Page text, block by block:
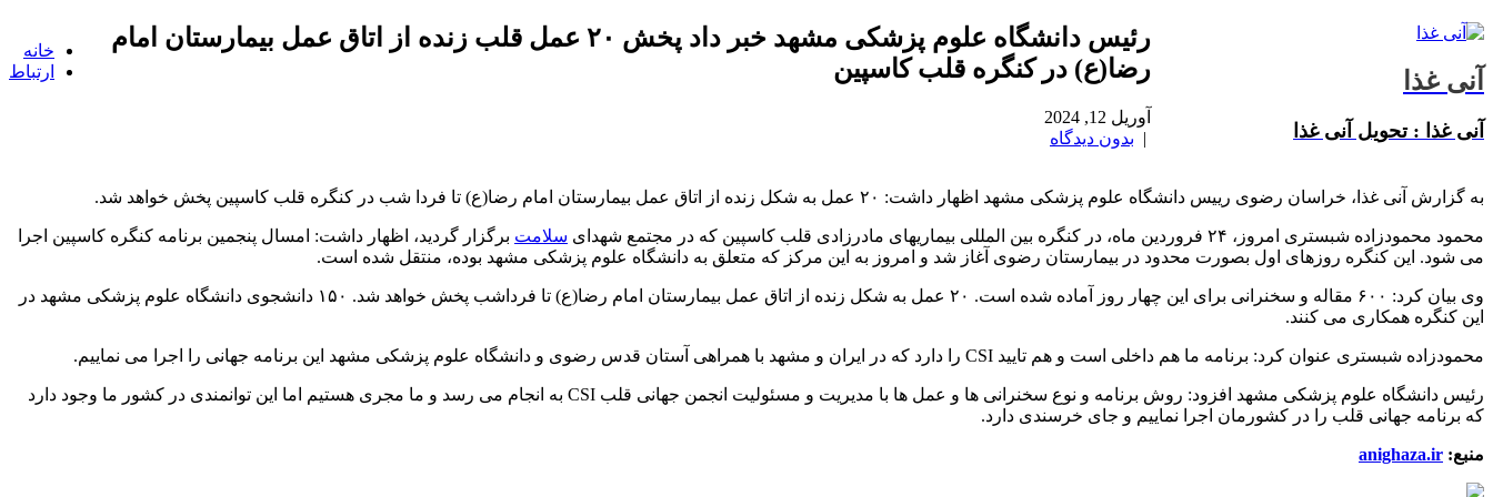
آنی غذا
آنی غذا : تحویل آنی غذا
خانه
ارتباط
رئیس دانشگاه علوم پزشكی مشهد خبر داد پخش ۲۰ عمل قلب زنده از اتاق عمل بیمارستان امام
رضا(ع) در کنگره قلب کاسپین
آوریل 12, 2024
| بدون دیدگاه
به گزارش آنی غذا، خراسان رضوی رییس دانشگاه علوم پزشکی مشهد اظهار داشت: ۲۰ عمل به شکل زنده از اتاق عمل بیمارستان امام رضا(ع) تا فردا شب در کنگره قلب کاسپین پخش خواهد شد.
محمود محمودزاده شبستری امروز، ۲۴ فروردین ماه، در کنگره بین المللی بیماریهای مادرزادی قلب کاسپین که در مجتمع شهدای سلامت برگزار گردید، اظهار داشت: امسال پنجمین برنامه کنگره کاسپین اجرا
می شود. این کنگره روزهای اول بصورت محدود در بیمارستان رضوی آغاز شد و امروز به این مرکز که متعلق به دانشگاه علوم پزشکی مشهد بوده، منتقل شده است.
وی بیان کرد: ۶۰۰ مقاله و سخنرانی برای این چهار روز آماده شده است. ۲۰ عمل به شکل زنده از اتاق عمل بیمارستان امام رضا(ع) تا فرداشب پخش خواهد شد. ۱۵۰ دانشجوی دانشگاه علوم پزشکی مشهد در
این کنگره همکاری می کنند.
محمودزاده شبستری عنوان کرد: برنامه ما هم داخلی است و هم تایید CSI را دارد که در ایران و مشهد با همراهی آستان قدس رضوی و دانشگاه علوم پزشکی مشهد این برنامه جهانی را اجرا می نماییم.
رئیس دانشگاه علوم پزشکی مشهد افزود: روش برنامه و نوع سخنرانی ها و عمل ها با مدیریت و مسئولیت انجمن جهانی قلب CSI به انجام می رسد و ما مجری هستیم اما این توانمندی در کشور ما وجود دارد
که برنامه جهانی قلب را در کشورمان اجرا نماییم و جای خرسندی دارد.
منبع: anighaza.ir